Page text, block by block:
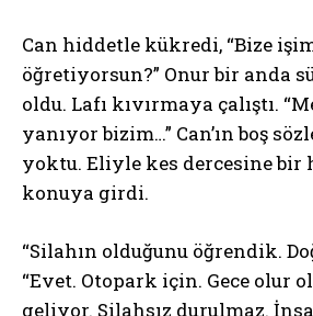
Can hiddetle kükredi, “Bize
öğretiyorsun?” Onur bir anda
oldu. Lafı kıvırmaya çalıştı.
yanıyor bizim…” Can’ın boş
yoktu. Eliyle kes dercesine bir
konuya girdi.
“Silahın olduğunu öğrendik.
“Evet. Otopark için. Gece olur
geliyor. Silahsız durulmaz.